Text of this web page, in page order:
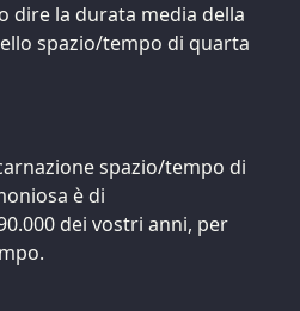
dire la durata media della
spazio/tempo di quarta
spazio/tempo di
è di
dei vostri anni, per